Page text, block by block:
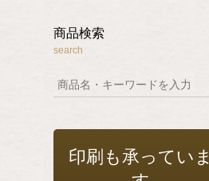
商品検索
search
印刷も承っていま